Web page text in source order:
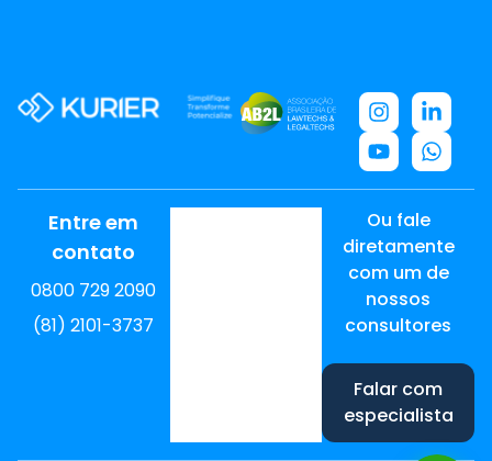
Entre em
contato
0800 729 2090
(81) 2101-3737
Ou fale
diretamente
com um de
nossos
consultores
Falar com
especialista